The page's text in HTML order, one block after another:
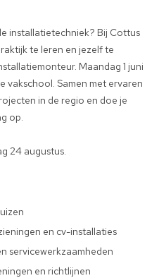
installatietechniek? Bij Cottus
te leren en jezelf te
Maandag 1 juni
vakschool. Samen met ervaren
in de regio en doe je
op.
24 augustus.
en cv-installaties
servicewerkzaamheden
en richtlijnen